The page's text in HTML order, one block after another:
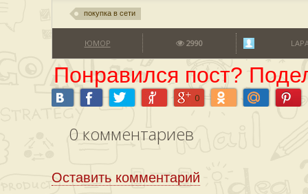
покупка в сети
ЮМОР 2990
Понравился пост?
0
0 комментариев
Оставить комментарий